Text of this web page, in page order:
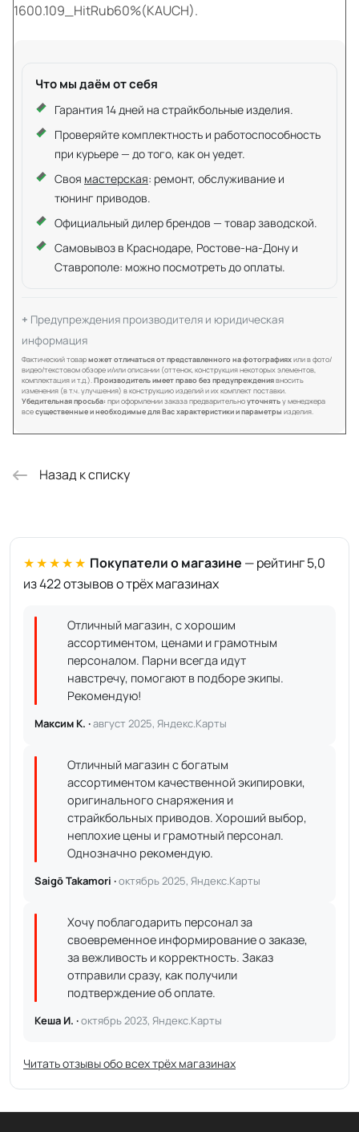
1600.109_HitRub60%(KAUCH).
Что мы даём от себя
Гарантия 14 дней на страйкбольные изделия.
Проверяйте комплектность и работоспособность
при курьере — до того, как он уедет.
Своя мастерская: ремонт, обслуживание и
тюнинг приводов.
Официальный дилер брендов — товар заводской.
Самовывоз в Краснодаре, Ростове-на-Дону и
Ставрополе: можно посмотреть до оплаты.
Предупреждения производителя и юридическая
информация
Фактический товарможет отличаться от представленного на фотографияхили в фото/
видео/текстовом обзоре и/или описании (оттенок, конструкция некоторых элементов,
комплектация и т.д.).Производитель имеет право без предупреждениявносить
изменения (в т.ч. улучшения) в конструкцию изделий и их комплект поставки.
Убедительная просьба: при оформлении заказа предварительноуточнятьу менеджера
всесущественные и необходимые для Вас характеристики и параметры изделия.
Назад к списку
★★★★★ Покупатели о магазине — рейтинг 5,0
из 422 отзывов о трёх магазинах
Отличный магазин, с хорошим
ассортиментом, ценами и грамотным
персоналом. Парни всегда идут
навстречу, помогают в подборе экипы.
Рекомендую!
Максим К. ·август 2025, Яндекс.Карты
Отличный магазин с богатым
ассортиментом качественной экипировки,
оригинального снаряжения и
страйкбольных приводов. Хороший выбор,
неплохие цены и грамотный персонал.
Однозначно рекомендую.
Saigō Takamori ·октябрь 2025, Яндекс.Карты
Хочу поблагодарить персонал за
своевременное информирование о заказе,
за вежливость и корректность. Заказ
отправили сразу, как получили
подтверждение об оплате.
Кеша И. ·октябрь 2023, Яндекс.Карты
Читать отзывы обо всех трёх магазинах